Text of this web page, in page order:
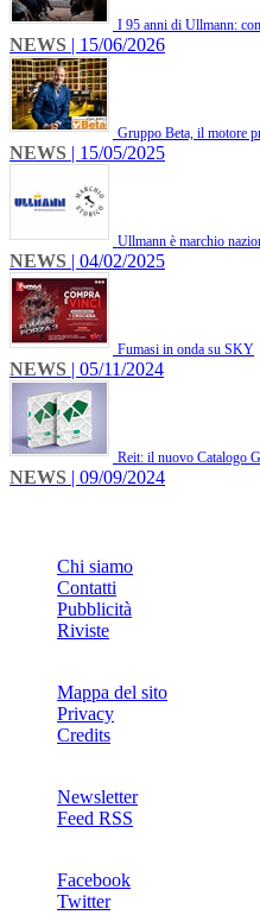
I 95 anni di Ullmann:
NEWS | 15/06/2026
Gruppo Beta, il motore
NEWS | 15/05/2025
Ullmann è marchio
NEWS | 04/02/2025
Fumasi in onda su SKY
NEWS | 05/11/2024
Reit: il nuovo Catalogo
NEWS | 09/09/2024
Chi siamo
Contatti
Pubblicità
Riviste
Mappa del sito
Privacy
Credits
Newsletter
Feed RSS
Facebook
Twitter